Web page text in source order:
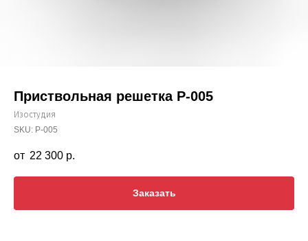
Приствольная решетка Р-005
Изостудия
SKU: Р-005
22 300 р.
Заказать